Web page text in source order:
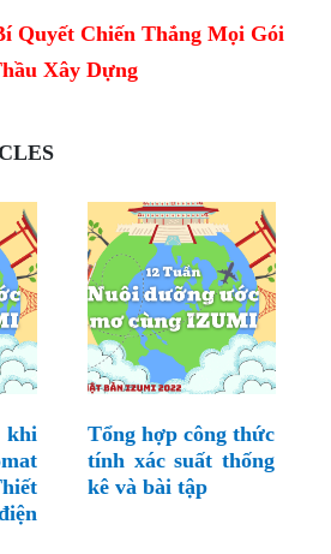
Quyết Chiến Thắng Mọi Gói
Xây Dựng
Tổng hợp công thức
tính xác suất thống
kê và bài tập